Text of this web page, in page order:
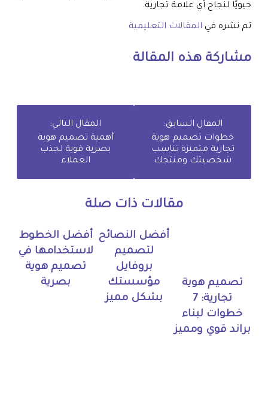
حيويًا لنجاح أي علامة تجارية.
تم نشره في المقالات التعليمية
مشاركة هذه المقالة
المقال السابق:
خطوات تصميم هوية
تجارية متميزة تناسب
شخصيتك ومنتجك
المقال التالي:
أهمية تصميم هوية
بصرية قوية لجذب
العملاء
مقالات ذات صلة
تصميم هوية
تجارية: 7
خطوات لبناء
براند قوي ومميز
أفضل النصائح
لتصميم
بروفايل
مؤسستك
بشكل مميز
أفضل الخطوط
لاستخدامها في
تصميم هوية
بصرية